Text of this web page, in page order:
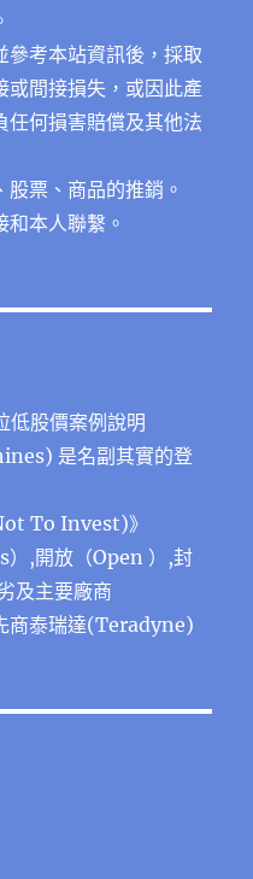
參考本站資訊後，採取
或間接損失，或因此產
任何損害賠償及其他法
票、商品的推銷。
和本人聯繫。
低股價案例說明
是名副其實的登
To Invest)》
,開放（Open ）,封
及主要廠商
商泰瑞達(Teradyne)